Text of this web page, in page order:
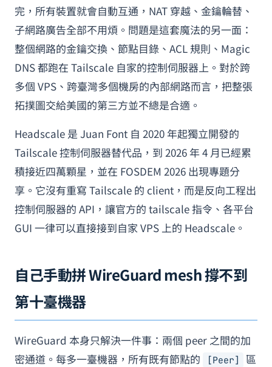
完，所有裝置就會自動互通，NAT 穿越、金鑰輪替、
子網路廣告全部不用煩。問題是這套魔法的另一面：
整個網路的金鑰交換、節點目錄、ACL 規則、Magic
DNS 都跑在 Tailscale 自家的控制伺服器上。對於跨
多個 VPS、跨臺灣多個機房的內部網路而言，把整張
拓撲圖交給美國的第三方並不總是合適。
Headscale 是 Juan Font 自 2020 年起獨立開發的
Tailscale 控制伺服器替代品，到 2026 年 4 月已經累
積接近四萬顆星，並在 FOSDEM 2026 出現專題分
享。它沒有重寫 Tailscale 的 client，而是反向工程出
控制伺服器的 API，讓官方的 tailscale 指令、各平台
GUI 一律可以直接接到自家 VPS 上的 Headscale。
自己手動拼 WireGuard mesh 撐不到
第十臺機器
WireGuard 本身只解決一件事：兩個 peer 之間的加
密通道。每多一臺機器，所有既有節點的
[Peer]
區